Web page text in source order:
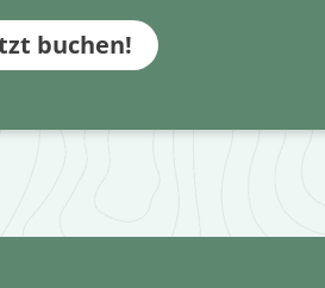
buchen!